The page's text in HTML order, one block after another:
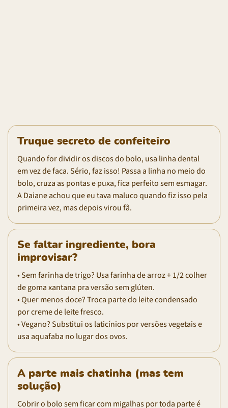
Truque secreto de confeiteiro
Quando for dividir os discos do bolo, usa linha dental
em vez de faca. Sério, faz isso! Passa a linha no meio do
bolo, cruza as pontas e puxa, fica perfeito sem esmagar.
A Daiane achou que eu tava maluco quando fiz isso pela
primeira vez, mas depois virou fã.
Se faltar ingrediente, bora
improvisar?
• Sem farinha de trigo? Usa farinha de arroz + 1/2 colher
de goma xantana pra versão sem glúten.
• Quer menos doce? Troca parte do leite condensado
por creme de leite fresco.
• Vegano? Substitui os laticínios por versões vegetais e
usa aquafaba no lugar dos ovos.
A parte mais chatinha (mas tem
solução)
Cobrir o bolo sem ficar com migalhas por toda parte é